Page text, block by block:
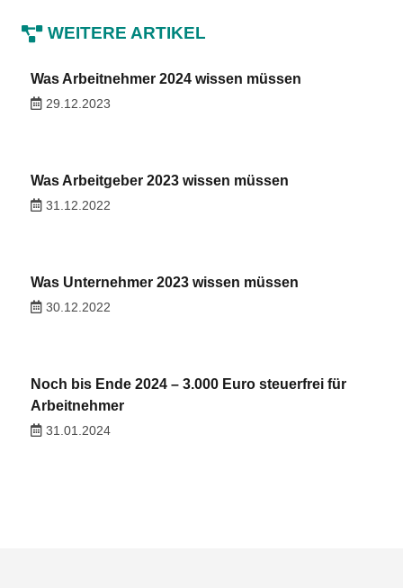
WEITERE ARTIKEL
Was Arbeitnehmer 2024 wissen müssen
29.12.2023
Was Arbeitgeber 2023 wissen müssen
31.12.2022
Was Unternehmer 2023 wissen müssen
30.12.2022
Noch bis Ende 2024 – 3.000 Euro steuerfrei für
Arbeitnehmer
31.01.2024